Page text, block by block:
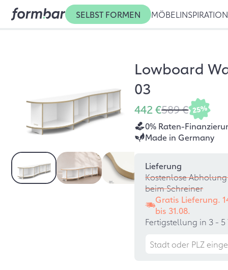
SELBST FORMEN MÖBEL INSPIRATION
Lowboard
03
442 €589 € 25%
0% Raten-
Made in Germany
Lieferung
Kostenlose
beim Schreiner
Gratis Lieferung.
bis 31.08.
Fertigstellung in 3 -